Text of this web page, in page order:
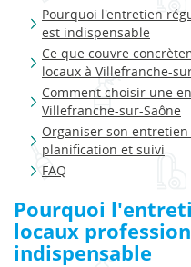
Pourquoi l'entretien
est indispensable
Ce que couvre
locaux à Villefranche-
Comment choisir une
Villefranche-sur-Saône
Organiser son
planification et suivi
FAQ
Pourquoi
locaux
indispensable